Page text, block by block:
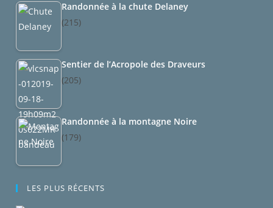
Randonnée à la chute Delaney
(215)
Sentier de l’Acropole des Draveurs
(205)
Randonnée à la montagne Noire
(179)
LES PLUS RÉCENTS